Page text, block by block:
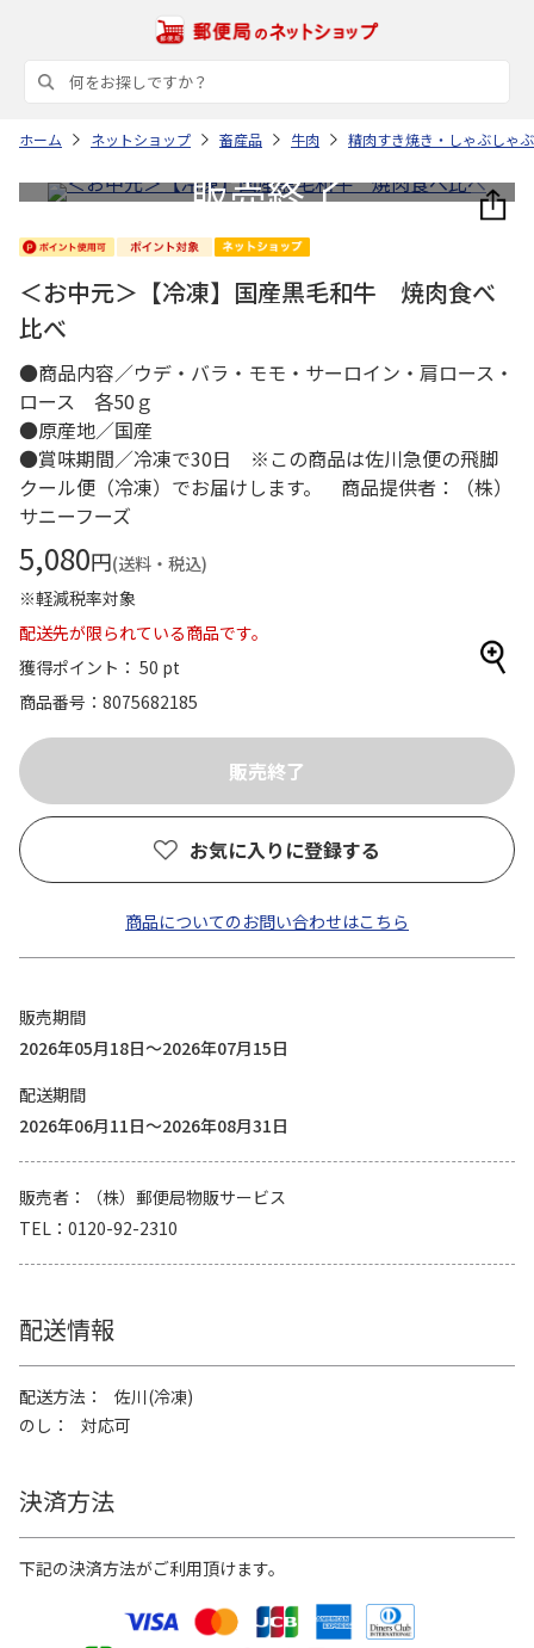
ホーム ネットショップ 畜産品 牛肉 精肉すき焼き・しゃぶしゃ
＜お中元＞【冷凍】国産黒毛和牛 焼肉食べ
比べ
●商品内容／ウデ・バラ・モモ・サーロイン・肩ロース・
ロース 各50ｇ
●原産地／国産
●賞味期間／冷凍で30日 ※この商品は佐川急便の飛脚
クール便（冷凍）でお届けします。 商品提供者：（株）
サニーフーズ
5,080円(送料・税込)
※軽減税率対象
配送先が限られている商品です。
獲得ポイント： 50 pt
商品番号
8075682185
お気に入りに登録する
商品についてのお問い合わせはこちら
販売期間
2026年05月18日～2026年07月15日
配送期間
2026年06月11日～2026年08月31日
販売者
（株）郵便局物販サービス
TEL
0120-92-2310
配送情報
配送方法
佐川(冷凍)
のし
対応可
決済方法
下記の決済方法がご利用頂けます。